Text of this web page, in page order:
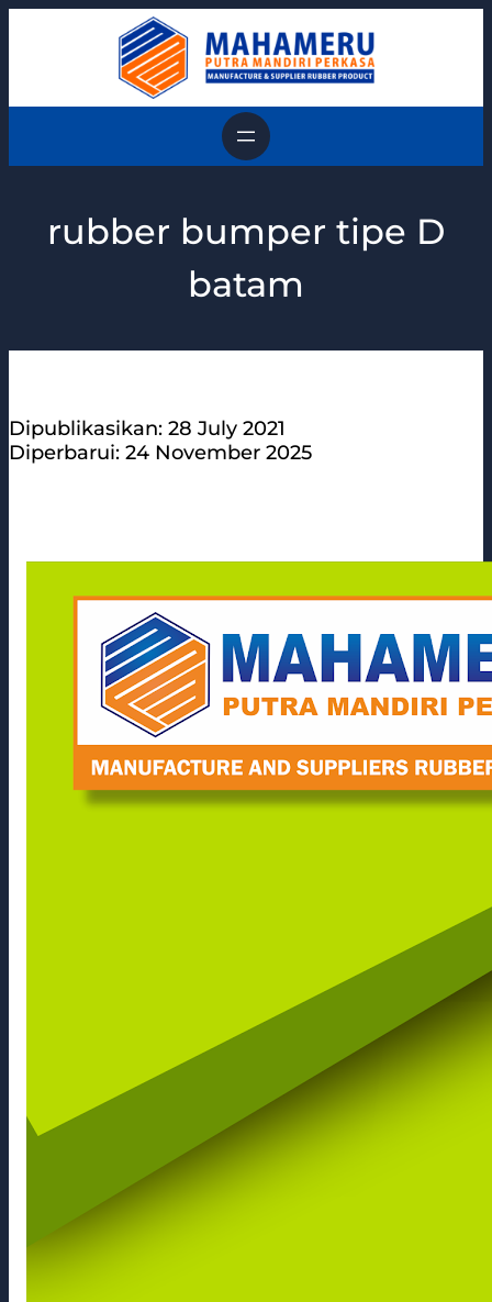
rubber bumper tipe D
batam
Dipublikasikan: 28 July 2021
Diperbarui: 24 November 2025